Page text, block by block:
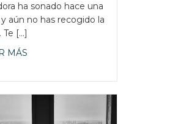
ha sonado hace una
y aún no has recogido la
Te […]
MÁS